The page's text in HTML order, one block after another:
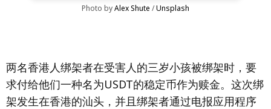
Photo by Alex Shute / Unsplash
两名香港人绑架者在受害人的三岁小孩被绑架时，要
求付给他们一种名为USDT的稳定币作为赎金。这次绑
架发生在香港的汕头，并且绑架者通过电报应用程序